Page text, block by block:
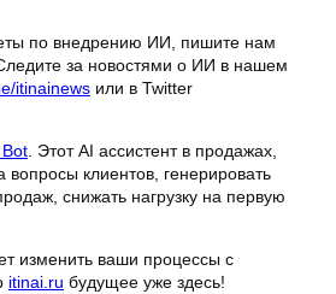
по внедрению ИИ, пишите нам
Следите за новостями о ИИ в нашем
itinainews или в Twitter
. Этот AI ассистент в продажах,
вопросы клиентов, генерировать
снижать нагрузку на первую
изменить ваши процессы с
itinai.ru будущее уже здесь!